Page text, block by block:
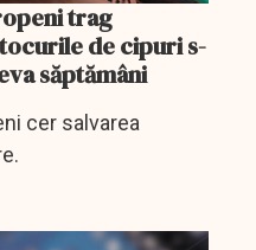
trag
de cipuri s-
săptămâni
cer salvarea